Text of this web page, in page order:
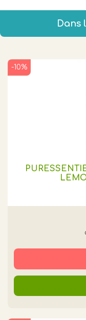
Dans
-10%